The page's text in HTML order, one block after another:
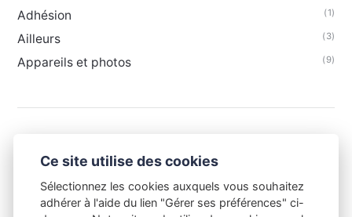
Adhésion (1)
Ailleurs (3)
Appareils et photos (9)
Ce site utilise des cookies
Sélectionnez les cookies auxquels vous souhaitez
adhérer à l'aide du lien "Gérer ses préférences" ci-